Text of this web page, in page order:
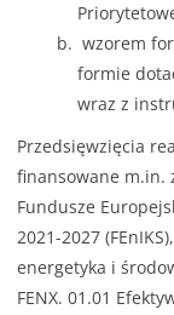
wzorem
formie
wraz z
Przedsięwzięcia
finansowane m.in.
Fundusze
2021-2027
energetyka i
FENX. 01.01